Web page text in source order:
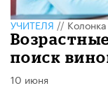
УЧИТЕЛЯ//Колонка
поиск
10 июня